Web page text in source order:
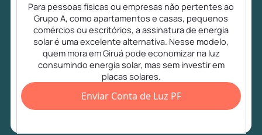
Para pessoas físicas ou empresas não pertentes ao
Grupo A, como apartamentos e casas, pequenos
comércios ou escritórios, a assinatura de energia
solar é uma excelente alternativa. Nesse modelo,
quem mora em Giruá pode economizar na luz
consumindo energia solar, mas sem investir em
placas solares.
Enviar Conta de Luz PF